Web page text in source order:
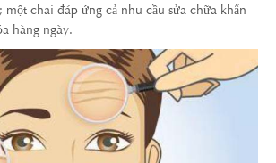
một chai đáp ứng cả nhu cầu sửa chữa khẩn
hàng ngày.